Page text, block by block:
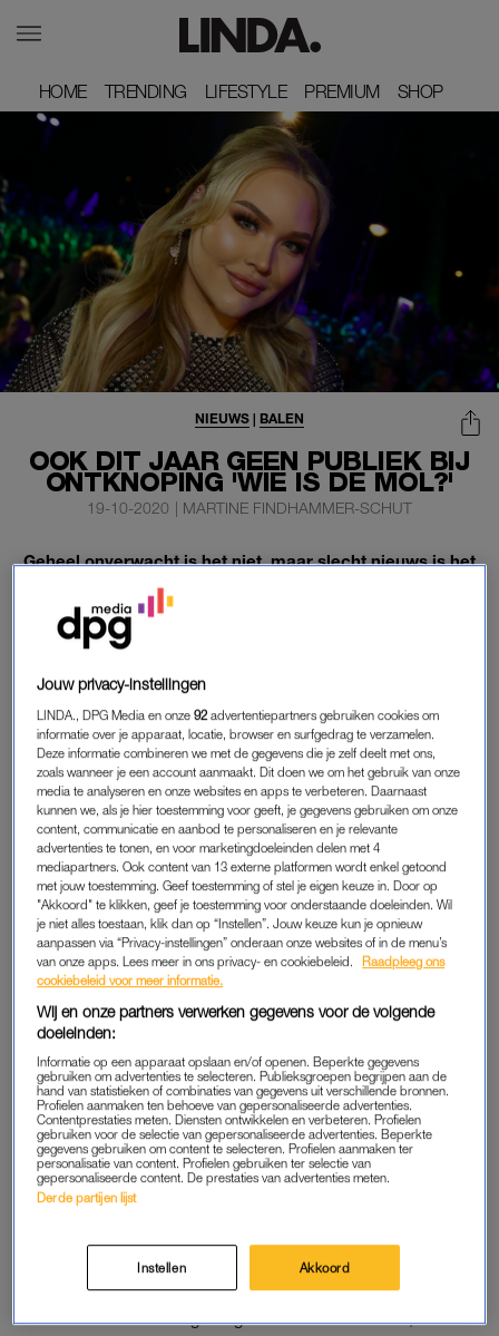
HOME
HOME TRENDING
TRENDING LIFESTYLE
LIFESTYLE PREMIUM
PREMIUM SHOP
SHOP
OOK DIT JAAR GEEN PUBLIEK BIJ
ONTKNOPING 'WIE IS DE MOL?'
NIEUWS | BALEN
19-10-2020 | MARTINE FINDHAMMER-SCHUT
Geheel onverwacht is het niet, maar slecht nieuws is het
wél voor fans van ‘Wie is de mol?’. Ook dit jaar kunnen
zij de grote finale van het populaire tv-programma niet
live bijwonen.
De laatste aflevering van het jubileumseizoen, die
aankomende zaterdag op NPO 1 te zien is, wordt voor het
eerst in jaren niet live uitgezonden, maar is al eerder in een
besloten setting opgenomen.
FINALE
Dat laat AVROTROS maandag weten aan het ANP. “Het is erg
jammer, maar we wilden een veilige en verantwoordelijke
aflevering maken,” aldus een woordvoerder. De finale van de
spelshow wordt normaliter live uitgezonden vanuit het
Amsterdamse Vondelpark, met een groot feest waar talloze
fans jaarlijks op afkomen.
“We hebben gemerkt dat het intieme karakter van de finale
vorig jaar enorm gewaardeerd werd,” aldus de woordvoerder.
De ontknoping van het vorige seizoen, dat in maart dit jaar
afliep, vond ook zonder publiek plaats.
ONTMASKERING
fandag, waarop kijkers de finalisten kunnen ontmoeten, dit
keer ook niet door. “Ook dat is jammer voor de winnaar en de
mol om hun overwinning niet groots te kunnen vieren”, aldus
Jouw privacy-instellingen
LINDA., DPG Media en onze92 advertentiepartners gebruiken cookies om
informatie over je apparaat, locatie, browser en surfgedrag te verzamelen.
Deze informatie combineren we met de gegevens die je zelf deelt met ons,
zoals wanneer je een account aanmaakt. Dit doen we om het gebruik van onze
media te analyseren en onze websites en apps te verbeteren. Daarnaast
kunnen we, als je hier toestemming voor geeft, je gegevens gebruiken om onze
content, communicatie en aanbod te personaliseren en je relevante
advertenties te tonen, en voor marketingdoeleinden delen met 4
mediapartners. Ook content van 13 externe platformen wordt enkel getoond
met jouw toestemming. Geef toestemming of stel je eigen keuze in. Door op
"Akkoord" te klikken, geef je toestemming voor onderstaande doeleinden. Wil
je niet alles toestaan, klik dan op “Instellen”. Jouw keuze kun je opnieuw
aanpassen via “Privacy-instellingen” onderaan onze websites of in de menu’s
van onze apps. Lees meer in ons privacy- en cookiebeleid.
Raadpleeg ons
cookiebeleid voor meer informatie.
Wij en onze partners verwerken gegevens voor de volgende
doeleinden:
Informatie op een apparaat opslaan en/of openen. Beperkte gegevens
gebruiken om advertenties te selecteren. Publieksgroepen begrijpen aan de
hand van statistieken of combinaties van gegevens uit verschillende bronnen.
Profielen aanmaken ten behoeve van gepersonaliseerde advertenties.
Contentprestaties meten. Diensten ontwikkelen en verbeteren. Profielen
gebruiken voor de selectie van gepersonaliseerde advertenties. Beperkte
gegevens gebruiken om content te selecteren. Profielen aanmaken ter
personalisatie van content. Profielen gebruiken ter selectie van
gepersonaliseerde content. De prestaties van advertenties meten.
Derde partijen lijst
Instellen Akkoord